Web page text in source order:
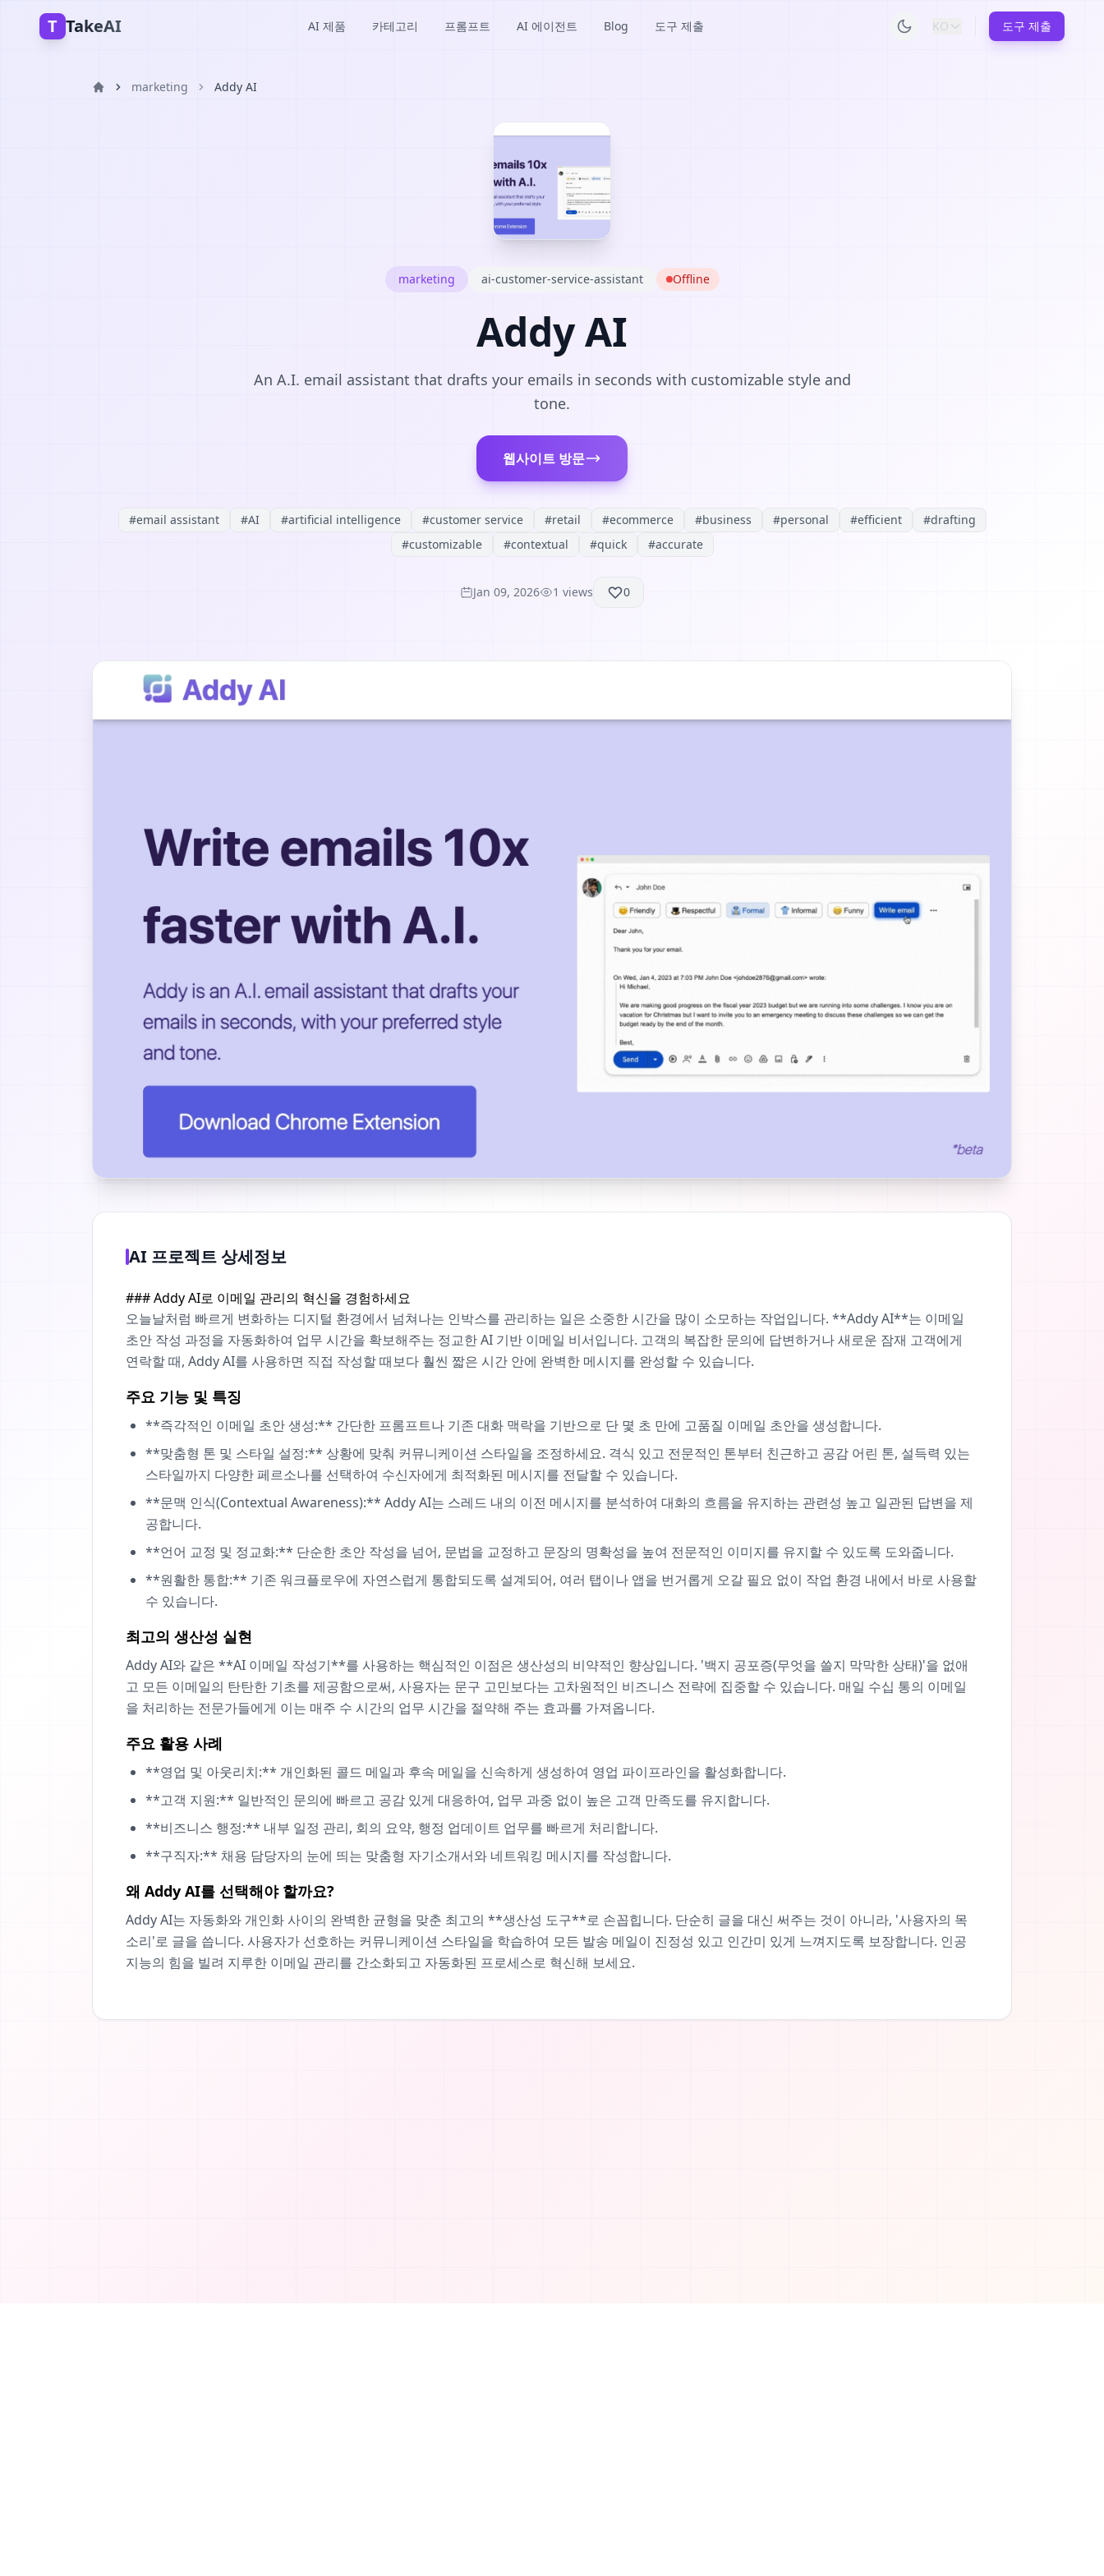
T TakeAI AI 제품 카테고리 프롬프트 AI 에이전트 Blog 도구 제출 KO 도구 제출
marketing Addy AI
marketing ai-customer-service-assistant Offline
Addy AI
An A.I. email assistant that drafts your emails in seconds with customizable style and
tone.
웹사이트 방문
#email assistant #AI #artificial intelligence #customer service #retail #ecommerce #business #personal #efficient #drafting
#customizable #contextual #quick #accurate
Jan 09, 2026 1 views 0
AI 프로젝트 상세정보
### Addy AI로 이메일 관리의 혁신을 경험하세요
오늘날처럼 빠르게 변화하는 디지털 환경에서 넘쳐나는 인박스를 관리하는 일은 소중한 시간을 많이 소모하는 작업입니다. **Addy AI**는 이메일
초안 작성 과정을 자동화하여 업무 시간을 확보해주는 정교한 AI 기반 이메일 비서입니다. 고객의 복잡한 문의에 답변하거나 새로운 잠재 고객에게
연락할 때, Addy AI를 사용하면 직접 작성할 때보다 훨씬 짧은 시간 안에 완벽한 메시지를 완성할 수 있습니다.
주요 기능 및 특징
**즉각적인 이메일 초안 생성:** 간단한 프롬프트나 기존 대화 맥락을 기반으로 단 몇 초 만에 고품질 이메일 초안을 생성합니다.
**맞춤형 톤 및 스타일 설정:** 상황에 맞춰 커뮤니케이션 스타일을 조정하세요. 격식 있고 전문적인 톤부터 친근하고 공감 어린 톤, 설득력 있는
스타일까지 다양한 페르소나를 선택하여 수신자에게 최적화된 메시지를 전달할 수 있습니다.
**문맥 인식(Contextual Awareness):** Addy AI는 스레드 내의 이전 메시지를 분석하여 대화의 흐름을 유지하는 관련성 높고 일관된 답변을 제
공합니다.
**언어 교정 및 정교화:** 단순한 초안 작성을 넘어, 문법을 교정하고 문장의 명확성을 높여 전문적인 이미지를 유지할 수 있도록 도와줍니다.
**원활한 통합:** 기존 워크플로우에 자연스럽게 통합되도록 설계되어, 여러 탭이나 앱을 번거롭게 오갈 필요 없이 작업 환경 내에서 바로 사용할
수 있습니다.
최고의 생산성 실현
Addy AI와 같은 **AI 이메일 작성기**를 사용하는 핵심적인 이점은 생산성의 비약적인 향상입니다. '백지 공포증(무엇을 쓸지 막막한 상태)'을 없애
고 모든 이메일의 탄탄한 기초를 제공함으로써, 사용자는 문구 고민보다는 고차원적인 비즈니스 전략에 집중할 수 있습니다. 매일 수십 통의 이메일
을 처리하는 전문가들에게 이는 매주 수 시간의 업무 시간을 절약해 주는 효과를 가져옵니다.
주요 활용 사례
**영업 및 아웃리치:** 개인화된 콜드 메일과 후속 메일을 신속하게 생성하여 영업 파이프라인을 활성화합니다.
**고객 지원:** 일반적인 문의에 빠르고 공감 있게 대응하여, 업무 과중 없이 높은 고객 만족도를 유지합니다.
**비즈니스 행정:** 내부 일정 관리, 회의 요약, 행정 업데이트 업무를 빠르게 처리합니다.
**구직자:** 채용 담당자의 눈에 띄는 맞춤형 자기소개서와 네트워킹 메시지를 작성합니다.
왜 Addy AI를 선택해야 할까요?
Addy AI는 자동화와 개인화 사이의 완벽한 균형을 맞춘 최고의 **생산성 도구**로 손꼽힙니다. 단순히 글을 대신 써주는 것이 아니라, '사용자의 목
소리'로 글을 씁니다. 사용자가 선호하는 커뮤니케이션 스타일을 학습하여 모든 발송 메일이 진정성 있고 인간미 있게 느껴지도록 보장합니다. 인공
지능의 힘을 빌려 지루한 이메일 관리를 간소화되고 자동화된 프로세스로 혁신해 보세요.